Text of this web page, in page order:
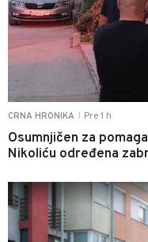
CRNA HRONIKA Pre 1 h
Osumnjičen za
Nikoliću određena